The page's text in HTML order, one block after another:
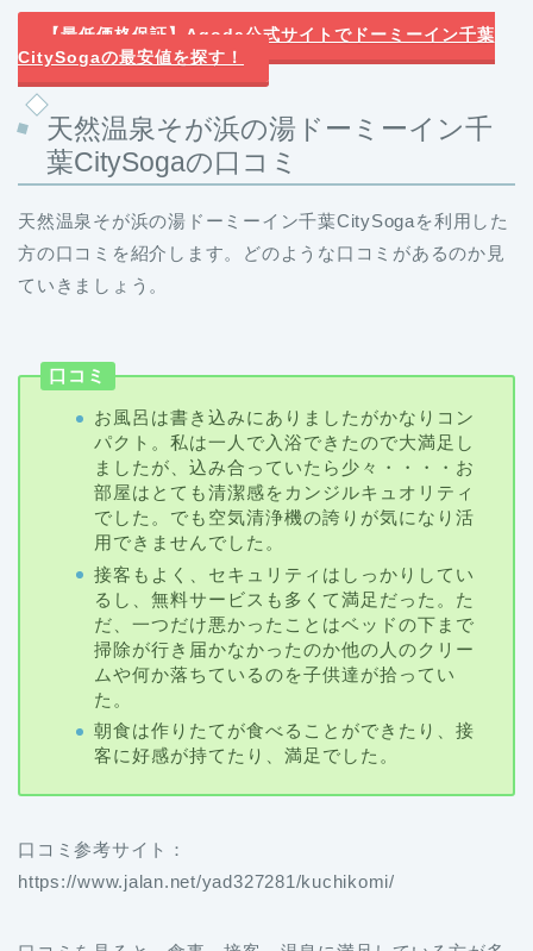
天然温泉そが浜の湯ドーミーイン千
葉CitySogaの口コミ
天然温泉そが浜の湯ドーミーイン千葉CitySogaを利用した
ていきましょう。
お風呂は書き込みにありましたがかなりコン
パクト。私は一人で入浴できたので大満足し
ましたが、込み合っていたら少々・・・・お
部屋はとても清潔感をカンジルキュオリティ
でした。でも空気清浄機の誇りが気になり活
用できませんでした。
接客もよく、セキュリティはしっかりしてい
るし、無料サービスも多くて満足だった。た
だ、一つだけ悪かったことはベッドの下まで
掃除が行き届かなかったのか他の人のクリー
ムや何か落ちているのを子供達が拾ってい
た。
朝食は作りたてが食べることができたり、接
客に好感が持てたり、満足でした。
口コミ参考サイト：
口コミを見ると、食事、接客、温泉に満足している方が多